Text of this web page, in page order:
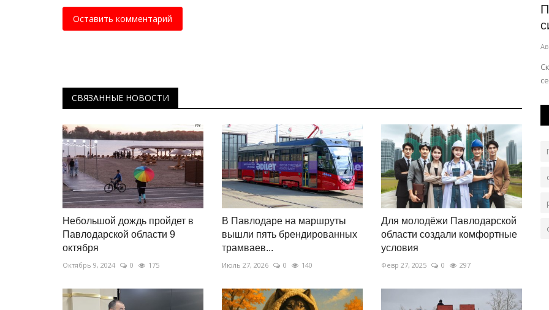
Оставить комментарий
СВЯЗАННЫЕ НОВОСТИ
Небольшой дождь пройдет в
Павлодарской области 9
октября
Октябрь 9, 2024 0 175
В Павлодаре на маршруты
вышли пять брендированных
трамваев...
Июль 27, 2026 0 140
Для молодёжи Павлодарской
области создали комфортные
условия
Февр 27, 2025 0 297
павлодарца на Олимпиаде
Февр 24, 2026 0 2251